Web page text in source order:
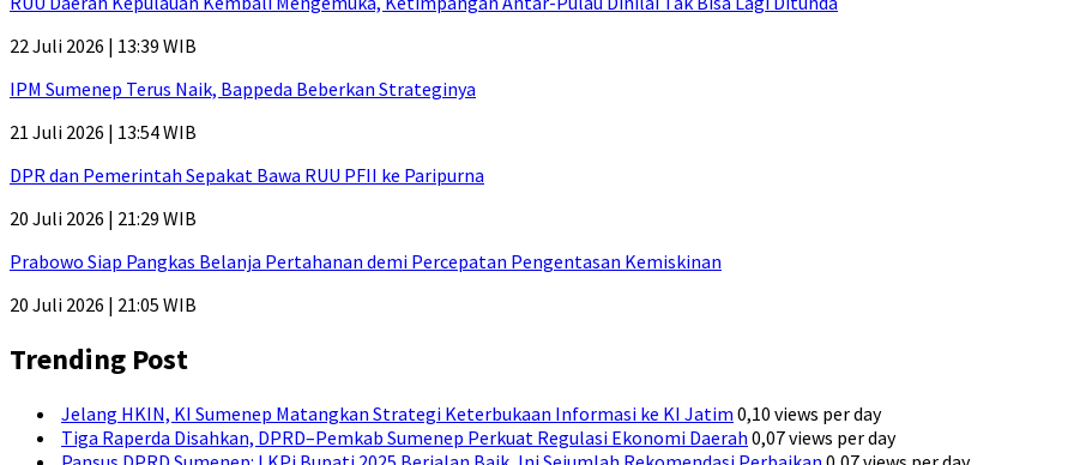
22 Juli 2026 | 13:39 WIB
IPM Sumenep Terus Naik, Bappeda Beberkan Strateginya
21 Juli 2026 | 13:54 WIB
DPR dan Pemerintah Sepakat Bawa RUU PFII ke Paripurna
20 Juli 2026 | 21:29 WIB
Prabowo Siap Pangkas Belanja Pertahanan demi Percepatan Pengentasan Kemiskinan
20 Juli 2026 | 21:05 WIB
Trending Post
Jelang HKIN, KI Sumenep Matangkan Strategi Keterbukaan Informasi ke KI Jatim 0,10 views per day
Tiga Raperda Disahkan, DPRD–Pemkab Sumenep Perkuat Regulasi Ekonomi Daerah 0,07 views per day